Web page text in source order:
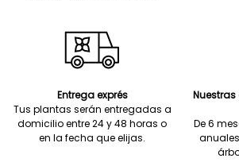
Entrega exprés
Tus plantas serán entregadas a
domicilio entre 24 y 48 horas o
en la fecha que elijas.
De 6